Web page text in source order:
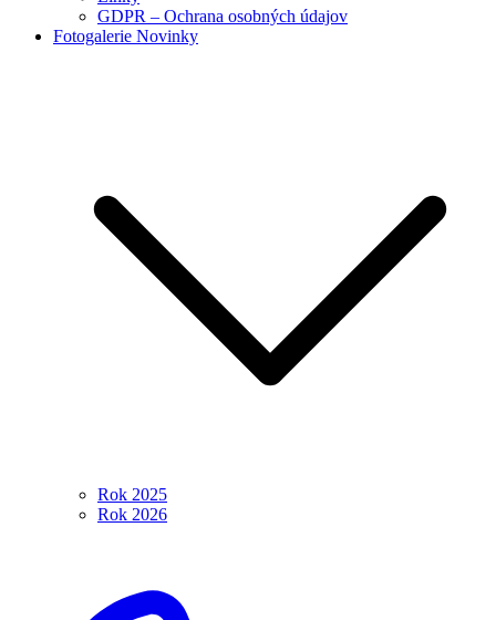
GDPR – Ochrana osobných údajov
Fotogalerie Novinky
Rok 2025
Rok 2026